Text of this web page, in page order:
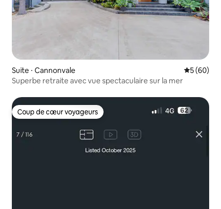
Suite ⋅ Cannonvale
5 (60)
Superbe retraite avec vue spectaculaire sur la mer
Coup de cœur voyageurs
Coup de cœur voyageurs